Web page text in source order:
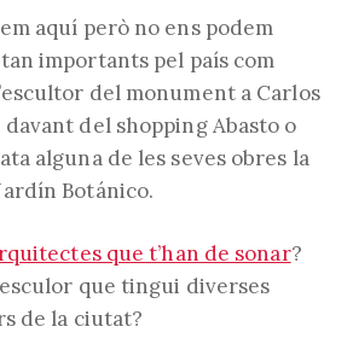
aquí però no ens podem
importants pel país com
del monument a Carlos
del shopping Abasto o
alguna de les seves obres la
Botánico.
que t’han de sonar?
que tingui diverses
de la ciutat?